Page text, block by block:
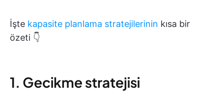
İşte kapasite planlama stratejilerinin kısa bir
özeti 👇
1. Gecikme stratejisi